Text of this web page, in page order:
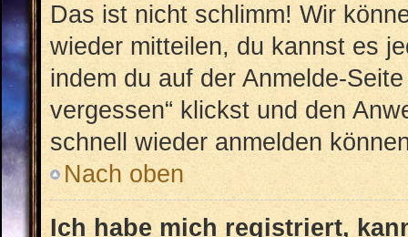
Das ist nicht schlimm! Wir
wieder mitteilen, du kannst es
indem du auf der Anmelde-
vergessen“ klickst und den
schnell wieder anmelden
Nach oben
Ich habe mich registriert,